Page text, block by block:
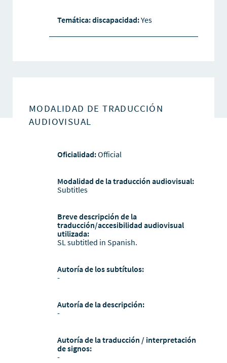
Temática: discapacidad:Yes
MODALIDAD DE TRADUCCIÓN
AUDIOVISUAL
Oficialidad:Official
Modalidad de la traducción audiovisual:
Subtitles
Breve descripción de la
traducción/accesibilidad audiovisual
utilizada:
SL subtitled in Spanish.
Autoría de los subtítulos:
-
Autoría de la descripción:
-
Autoría de la traducción / interpretación
de signos:
-